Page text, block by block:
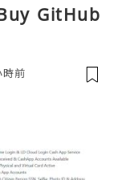
GitHub
時前